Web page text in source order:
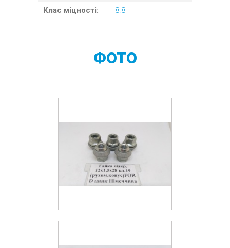
Клас міцності: 8.8
ФОТО